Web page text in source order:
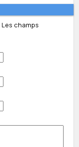
Les champs